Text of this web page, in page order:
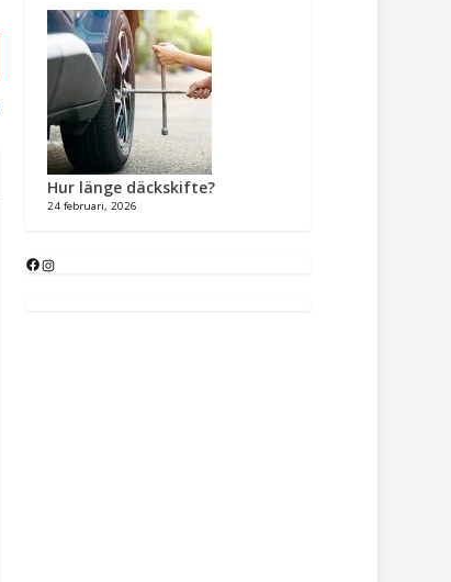
Hur länge däckskifte?
24 februari, 2026